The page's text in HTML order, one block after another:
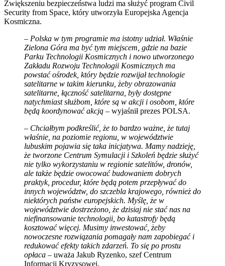
Zwiększeniu bezpieczeństwa ludzi ma służyć program Civil
Security from Space, który utworzyła Europejska Agencja
Kosmiczna.
– Polska w tym programie ma istotny udział. Właśnie
Zielona Góra ma być tym miejscem, gdzie na bazie
Parku Technologii Kosmicznych i nowo utworzonego
Zakładu Rozwoju Technologii Kosmicznych ma
powstać ośrodek, który będzie rozwijał technologie
satelitarne w takim kierunku, żeby obrazowania
satelitarne, łączność satelitarna, były dostępne
natychmiast służbom, które są w akcji i osobom, które
będą koordynować akcją – wyjaśnił prezes POLSA.
– Chciałbym podkreślić, że to bardzo ważne, że tutaj
właśnie, na poziomie regionu, w województwie
lubuskim pojawia się taka inicjatywa. Mamy nadzieję,
że tworzone Centrum Symulacji i Szkoleń będzie służyć
nie tylko wykorzystaniu w regionie satelitów, dronów,
ale także będzie owocować budowaniem dobrych
praktyk, procedur, które będą potem przepływać do
innych województw, do szczebla krajowego, również do
niektórych państw europejskich. Myślę, że w
województwie dostrzeżono, że dzisiaj nie stać nas na
niefinansowanie technologii, bo katastrofy będą
kosztować więcej. Musimy inwestować, żeby
nowoczesne rozwiązania pomagały nam zapobiegać i
redukować efekty takich zdarzeń. To się po prostu
opłaca – uważa Jakub Ryzenko, szef Centrum
Informacji Kryzysowej.